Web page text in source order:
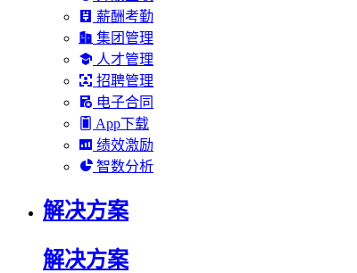
薪酬考勤
集团管理
人才管理
招聘管理
电子合同
App下载
绩效激励
智数分析
解决方案
解决方案